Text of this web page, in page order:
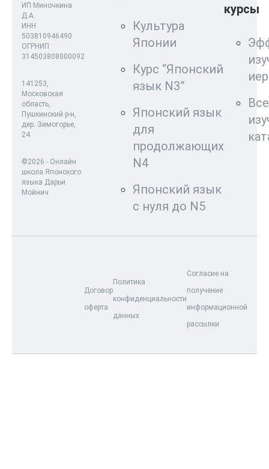
ИП Миночкина
Д.А.
ИНН
503810946490
ОГРНИП
314503808000092
141253,
Московская
область,
Пушкинский р-н,
дер. Зимогорье,
24
©2026 - Онлайн
школа Японского
языка Дарьи
Мойнич
Культура
Японии
Курс “Японский
язык N3”
Японский язык
для
продолжающих
N4
Японский язык
с нуля до N5
курсы
Договор
оферта
Политика
конфиденциальности
данных
Согласие на
получение
информационной
рассылки